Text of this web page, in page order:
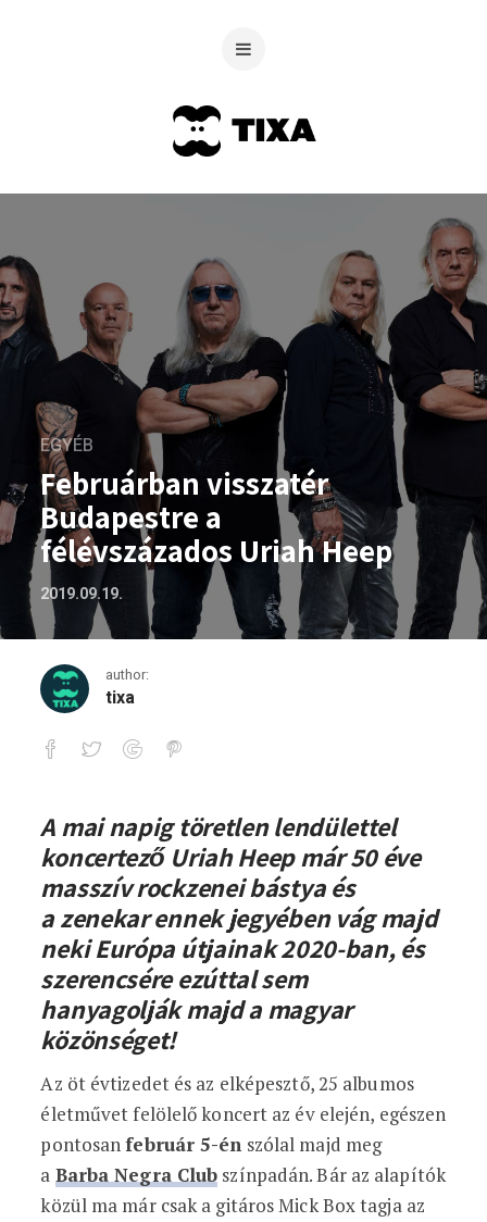
EGYÉB
Februárban visszatér
Budapestre a
félévszázados Uriah Heep
2019.09.19.
author:
tixa
Februárban visszatér Budapestre a
A mai napig töretlen lendülettel
koncertezőUriah Heep már 50 éve
masszív rockzenei bástya és
azenekar ennek jegyében vág majd
neki Európa útjainak 2020-ban, és
szerencsére ezúttal sem
hanyagolják majd a magyar
közönséget!
Az öt évtizedet és az elképesztő, 25 albumos
életművet felölelő koncert az év elején, egészen
pontosanfebruár 5-én szólal majd meg
a Barba Negra Club színpadán. Bár az alapítók
közül ma már csak a gitáros Mick Box tagja az